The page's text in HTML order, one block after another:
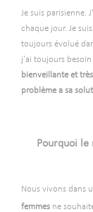
Je suis parisienne.
chaque jour. Je suis
toujours évolué
j'ai toujours besoin
bienveillante et
problème a sa
Pourquoi
Nous vivons dans
femmes ne